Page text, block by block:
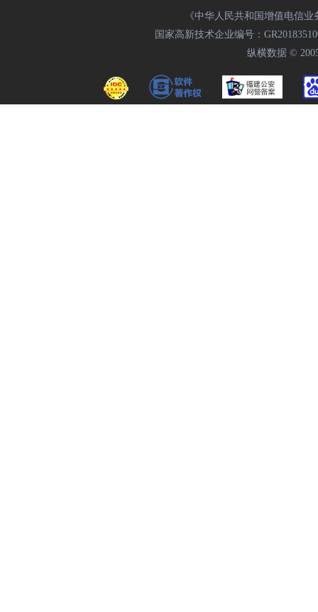
《中华人民共和国增值电信
国家高新技术企业编号：
纵横数据 ©